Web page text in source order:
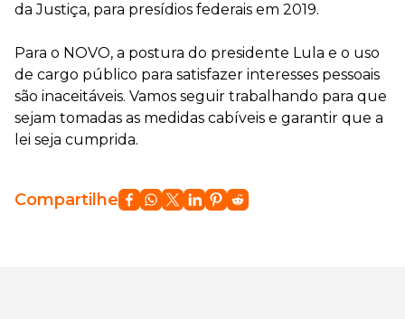
da Justiça, para presídios federais em 2019.
Para o NOVO, a postura do presidente Lula e o uso
de cargo público para satisfazer interesses pessoais
são inaceitáveis. Vamos seguir trabalhando para que
sejam tomadas as medidas cabíveis e garantir que a
lei seja cumprida.
Compartilhe